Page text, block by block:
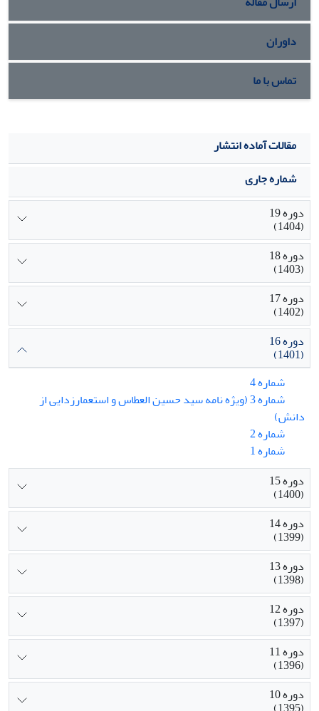
داوران
تماس با ما
مقالات آماده انتشار
شماره جاری
دوره 19
(1404)
دوره 18
(1403)
دوره 17
(1402)
دوره 16
(1401)
شماره 4
شماره 3 (ویژه نامه سید حسین العطاس و استعمارزدایی از
دانش)
شماره 2
شماره 1
دوره 15
(1400)
دوره 14
(1399)
دوره 13
(1398)
دوره 12
(1397)
دوره 11
(1396)
دوره 10